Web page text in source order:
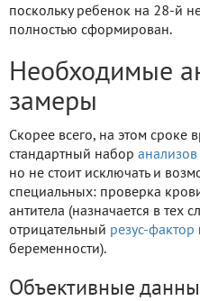
поскольку ребенок на 28-й
полностью сформирован.
Необходимые
замеры
Скорее всего, на этом сроке
стандартный набор анализов
но не стоит исключать и
специальных: проверка
антитела (назначается в тех
отрицательный резус-фактор
беременности).
Объективные